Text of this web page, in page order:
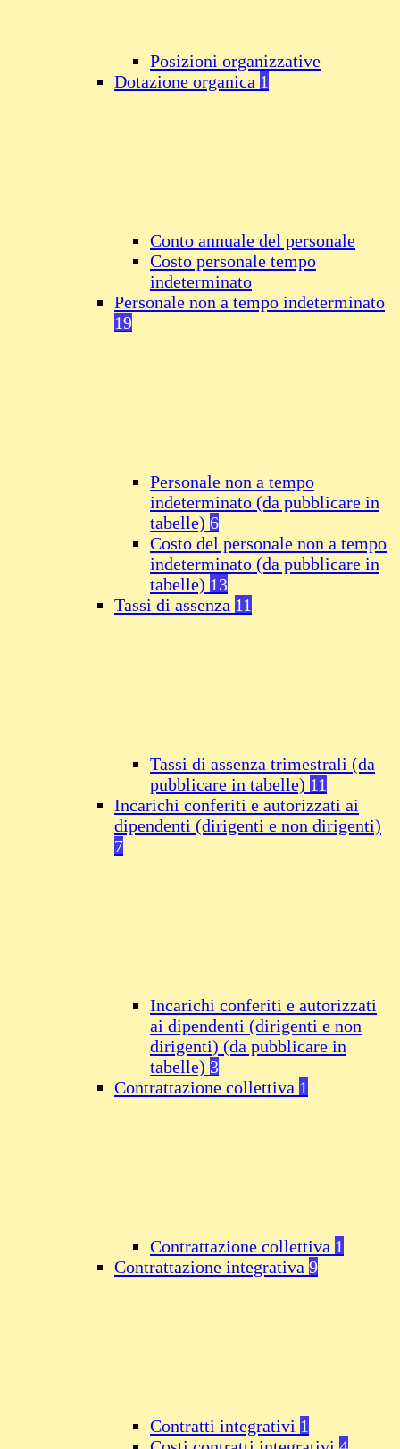
Posizioni organizzative
Dotazione organica 1
Conto annuale del personale
Costo personale tempo
indeterminato
Personale non a tempo indeterminato
19
Personale non a tempo
indeterminato (da pubblicare in
tabelle) 6
Costo del personale non a tempo
indeterminato (da pubblicare in
tabelle) 13
Tassi di assenza 11
Tassi di assenza trimestrali (da
pubblicare in tabelle) 11
Incarichi conferiti e autorizzati ai
dipendenti (dirigenti e non dirigenti)
7
Incarichi conferiti e autorizzati
ai dipendenti (dirigenti e non
dirigenti) (da pubblicare in
tabelle) 3
Contrattazione collettiva 1
Contrattazione collettiva 1
Contrattazione integrativa 9
Contratti integrativi 1